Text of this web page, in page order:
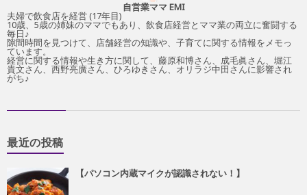
自営業ママ EMI
夫婦で飲食店を経営 (17年目)
10歳、5歳の姉妹のママでもあり、飲食店経営とママ業の両立に奮闘する
毎日♪
隙間時間を見つけて、店舗経営の知識や、子育てに関する情報をメモっ
ています。
経営に関する情報や生き方に関して、藤原和博さん、成毛眞さん、堀江
貴文さん、西野亮廣さん、ひろゆきさん、オリラジ中田さんに影響され
がち♪
最近の投稿
【パソコン内蔵マイクが認識されない！】